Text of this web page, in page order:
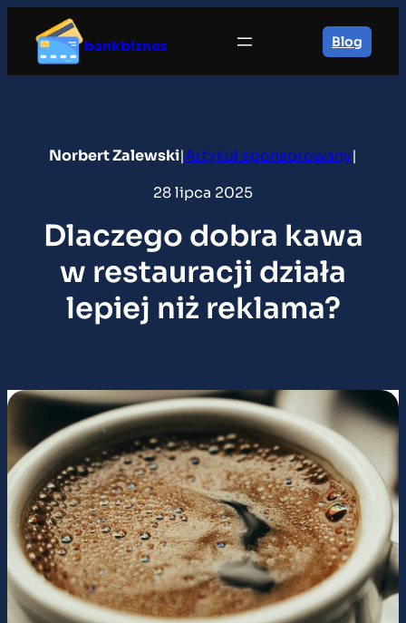
treści
bankbiznes Blog
Norbert Zalewski|Artykuł sponsorowany|
28 lipca 2025
Dlaczego dobra kawa
w restauracji działa
lepiej niż reklama?